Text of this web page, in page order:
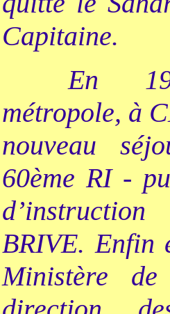
Capitaine.
En
métropole, à
nouveau
60ème RI -
BRIVE.
Ministère